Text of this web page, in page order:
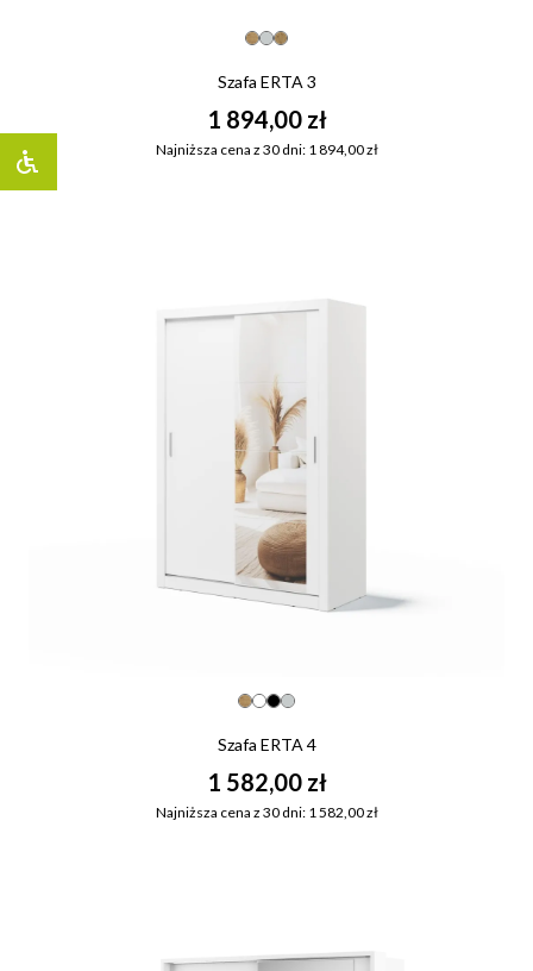
Szafa ERTA 3
1 894,00 zł
Najniższa cena z 30 dni: 1 894,00 zł
Szafa ERTA 4
1 582,00 zł
Najniższa cena z 30 dni: 1 582,00 zł